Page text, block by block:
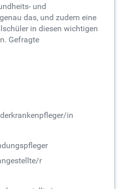
und
das, und zudem eine
in diesen wichtigen
Gefragte
in
r